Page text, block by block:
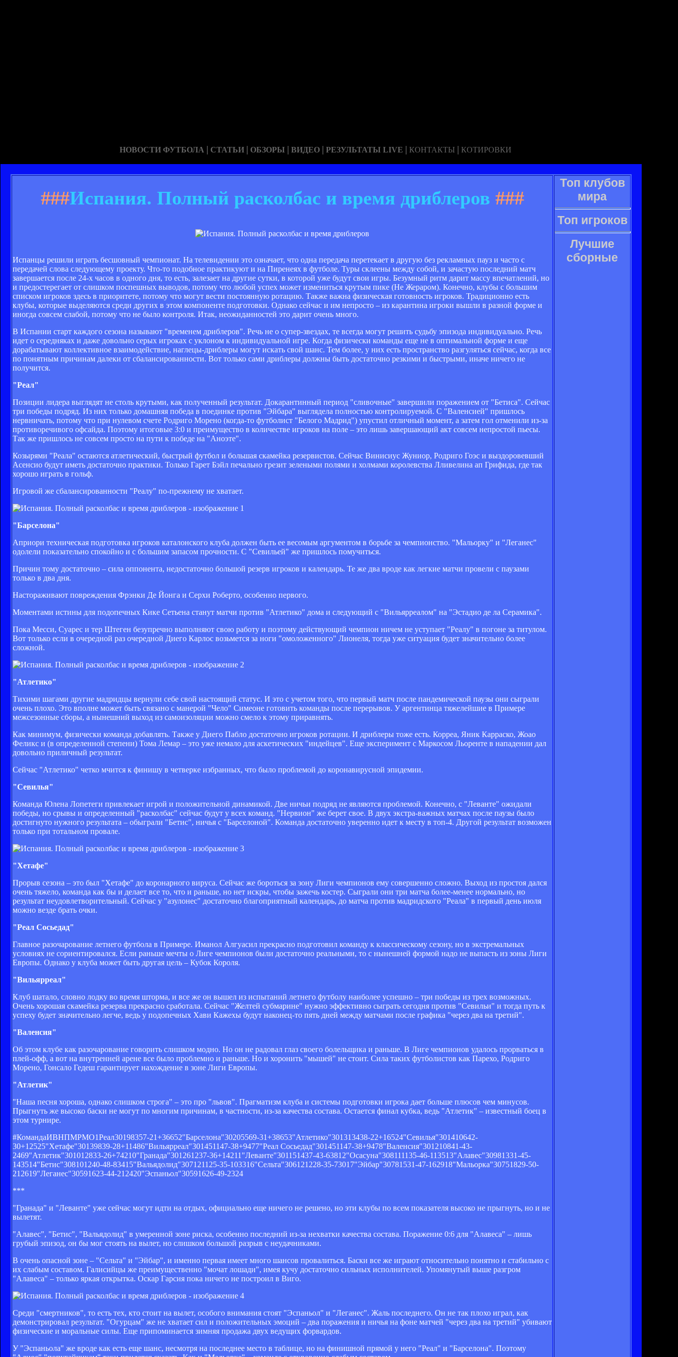
НОВОСТИ ФУТБОЛА | СТАТЬИ | ОБЗОРЫ | ВИДЕО | РЕЗУЛЬТАТЫ LIVE | КОНТАКТЫ | КОТИРОВКИ
###Испания. Полный расколбас и время дриблеров ###
Испанцы решили играть бесшовный чемпионат. На телевидении это означает, что одна передача перетекает в другую без рекламных пауз и часто с
передачей слова следующему проекту. Что-то подобное практикуют и на Пиренеях в футболе. Туры склеены между собой, и зачастую последний матч
завершается после 24-х часов в одного дня, то есть, залезает на другие сутки, в которой уже будут свои игры. Безумный ритм дарит массу впечатлений, но
и предостерегает от слишком поспешных выводов, потому что любой успех может измениться крутым пике (Не Жераром). Конечно, клубы с большим
списком игроков здесь в приоритете, потому что могут вести постоянную ротацию. Также важна физическая готовность игроков. Традиционно есть
клубы, которые выделяются среди других в этом компоненте подготовки. Однако сейчас и им непросто – из карантина игроки вышли в разной форме и
иногда совсем слабой, потому что не было контроля. Итак, неожиданностей это дарит очень много.
В Испании старт каждого сезона называют "временем дриблеров". Речь не о супер-звездах, те всегда могут решить судьбу эпизода индивидуально. Речь
идет о середняках и даже довольно серых игроках с уклоном к индивидуальной игре. Когда физически команды еще не в оптимальной форме и еще
дорабатывают коллективное взаимодействие, наглецы-дриблеры могут искать свой шанс. Тем более, у них есть пространство разгуляться сейчас, когда все
по понятным причинам далеки от сбалансированности. Вот только сами дриблеры должны быть достаточно резкими и быстрыми, иначе ничего не
получится.
"Реал"
Позиции лидера выглядят не столь крутыми, как полученный результат. Докарантинный период "сливочные" завершили поражением от "Бетиса". Сейчас
три победы подряд. Из них только домашняя победа в поединке против "Эйбара" выглядела полностью контролируемой. С "Валенсией" пришлось
нервничать, потому что при нулевом счете Родриго Морено (когда-то футболист "Белого Мадрид") упустил отличный момент, а затем гол отменили из-за
противоречивого офсайда. Поэтому итоговые 3:0 и преимущество в количестве игроков на поле – это лишь завершающий акт совсем непростой пьесы.
Так же пришлось не совсем просто на пути к победе на "Аноэте".
Козырями "Реала" остаются атлетический, быстрый футбол и большая скамейка резервистов. Сейчас Винисиус Жуниор, Родриго Гоэс и выздоровевший
Асенсио будут иметь достаточно практики. Только Гарет Бэйл печально грезит зелеными полями и холмами королевства Лливелина ап Грифида, где так
хорошо играть в гольф.
Игровой же сбалансированности "Реалу" по-прежнему не хватает.
"Барселона"
Априори техническая подготовка игроков каталонского клуба должен быть ее весомым аргументом в борьбе за чемпионство. "Мальорку" и "Леганес"
одолели показательно спокойно и с большим запасом прочности. С "Севильей" же пришлось помучиться.
Причин тому достаточно – сила оппонента, недостаточно большой резерв игроков и календарь. Те же два вроде как легкие матчи провели с паузами
только в два дня.
Настораживают повреждения Фрэнки Де Йонга и Серхи Роберто, особенно первого.
Моментами истины для подопечных Кике Сетьена станут матчи против "Атлетико" дома и следующий с "Вильярреалом" на "Эстадио де ла Серамика".
Пока Месси, Суарес и тер Штеген безупречно выполняют свою работу и поэтому действующий чемпион ничем не уступает "Реалу" в погоне за титулом.
Вот только если в очередной раз очередной Диего Карлос возьмется за ноги "омоложенного" Лионеля, тогда уже ситуация будет значительно более
сложной.
"Атлетико"
Тихими шагами другие мадридцы вернули себе свой настоящий статус. И это с учетом того, что первый матч после пандемической паузы они сыграли
очень плохо. Это вполне может быть связано с манерой "Чело" Симеоне готовить команды после перерывов. У аргентинца тяжелейшие в Примере
межсезонные сборы, а нынешний выход из самоизоляции можно смело к этому приравнять.
Как минимум, физически команда добавлять. Также у Диего Пабло достаточно игроков ротации. И дриблеры тоже есть. Корреа, Яник Карраско, Жоао
Феликс и (в определенной степени) Тома Лемар – это уже немало для аскетических "индейцев". Еще эксперимент с Маркосом Льоренте в нападении дал
довольно приличный результат.
Сейчас "Атлетико" четко мчится к финишу в четверке избранных, что было проблемой до коронавирусной эпидемии.
"Севилья"
Команда Юлена Лопетеги привлекает игрой и положительной динамикой. Две ничьи подряд не являются проблемой. Конечно, с "Леванте" ожидали
победы, но срывы и определенный "расколбас" сейчас будут у всех команд. "Нервион" же берет свое. В двух экстра-важных матчах после паузы было
достигнуто нужного результата – обыграли "Бетис", ничья с "Барселоной". Команда достаточно уверенно идет к месту в топ-4. Другой результат возможен
только при тотальном провале.
"Хетафе"
Прорыв сезона – это был "Хетафе" до коронарного вируса. Сейчас же бороться за зону Лиги чемпионов ему совершенно сложно. Выход из простоя дался
очень тяжело, команда как бы и делает все то, что и раньше, но нет искры, чтобы зажечь костер. Сыграли они три матча более-менее нормально, но
результат неудовлетворительный. Сейчас у "азулонес" достаточно благоприятный календарь, до матча против мадридского "Реала" в первый день июля
можно везде брать очки.
"Реал Сосьедад"
Главное разочарование летнего футбола в Примере. Иманол Алгуасил прекрасно подготовил команду к классическому сезону, но в экстремальных
условиях не сориентировался. Если раньше мечты о Лиге чемпионов были достаточно реальными, то с нынешней формой надо не выпасть из зоны Лиги
Европы. Однако у клуба может быть другая цель – Кубок Короля.
"Вильярреал"
Клуб шатало, словно лодку во время шторма, и все же он вышел из испытаний летнего футболу наиболее успешно – три победы из трех возможных.
Очень хорошая скамейка резерва прекрасно сработала. Сейчас "Желтей субмарине" нужно эффективно сыграть сегодня против "Севильи" и тогда путь к
успеху будет значительно легче, ведь у подопечных Хави Кажехы будут наконец-то пять дней между матчами после графика "через два на третий".
"Валенсия"
Об этом клубе как разочарование говорить слишком модно. Но он не радовал глаз своего болельщика и раньше. В Лиге чемпионов удалось прорваться в
плей-офф, а вот на внутренней арене все было проблемно и раньше. Но и хоронить "мышей" не стоит. Сила таких футболистов как Парехо, Родриго
Морено, Гонсало Гедеш гарантирует нахождение в зоне Лиги Европы.
"Атлетик"
"Наша песня хороша, однако слишком строга" – это про "львов". Прагматизм клуба и системы подготовки игрока дает больше плюсов чем минусов.
Прыгнуть же высоко баски не могут по многим причинам, в частности, из-за качества состава. Остается финал кубка, ведь "Атлетик" – известный боец ​​в
этом турнире.
#КомандаИВНПМРМО1Реал30198357-21+36652"Барселона"30205569-31+38653"Атлетико"301313438-22+16524"Севилья"301410642-
30+12525"Хетафе"30139839-28+11486"Вильярреал"301451147-38+9477"Реал Сосьедад"301451147-38+9478"Валенсия"301210841-43-
2469"Атлетик"301012833-26+74210"Гранада"301261237-36+14211"Леванте"301151437-43-63812"Осасуна"308111135-46-113513"Алавес"30981331-45-
143514"Бетис"308101240-48-83415"Вальядолид"307121125-35-103316"Сельта"306121228-35-73017"Эйбар"30781531-47-162918"Мальорка"30751829-50-
212619"Леганес"30591623-44-212420"Эспаньол"30591626-49-2324
***
"Гранада" и "Леванте" уже сейчас могут идти на отдых, официально еще ничего не решено, но эти клубы по всем показателя высоко не прыгнуть, но и не
вылетят.
"Алавес", "Бетис", "Вальядолид" в умеренной зоне риска, особенно последний из-за нехватки качества состава. Поражение 0:6 для "Алавеса" – лишь
грубый эпизод, он бы мог стоять на вылет, но слишком большой разрыв с неудачниками.
В очень опасной зоне – "Сельта" и "Эйбар", и именно первая имеет много шансов провалиться. Баски все же играют относительно понятно и стабильно с
их слабым составом. Галисийцы же преимущественно "мочат лошади", имея кучу достаточно сильных исполнителей. Упомянутый выше разгром
"Алавеса" – только яркая открытка. Оскар Гарсия пока ничего не построил в Виго.
Среди "смертников", то есть тех, кто стоит на вылет, особого внимания стоят "Эспаньол" и "Леганес". Жаль последнего. Он не так плохо играл, как
демонстрировал результат. "Огурцам" же не хватает сил и положительных эмоций – два поражения и ничья на фоне матчей "через два на третий" убивают
физические и моральные силы. Еще припоминается зимняя продажа двух ведущих форвардов.
У "Эспаньола" же вроде как есть еще шанс, несмотря на последнее место в таблице, но на финишной прямой у него "Реал" и "Барселона". Поэтому
Топ клубов
мира
Топ игроков
Лучшие
сборные